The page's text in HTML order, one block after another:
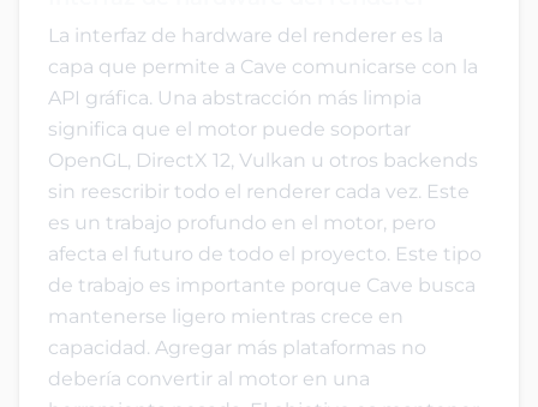
La interfaz de hardware del renderer es la
capa que permite a Cave comunicarse con la
API gráfica. Una abstracción más limpia
significa que el motor puede soportar
OpenGL, DirectX 12, Vulkan u otros backends
sin reescribir todo el renderer cada vez. Este
es un trabajo profundo en el motor, pero
afecta el futuro de todo el proyecto. Este tipo
de trabajo es importante porque Cave busca
mantenerse ligero mientras crece en
capacidad. Agregar más plataformas no
debería convertir al motor en una